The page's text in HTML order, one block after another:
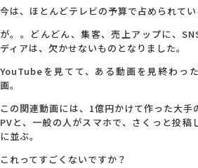
今は、ほとんどテレビの予算で占められてい
が。。どんどん、集客、売上アップに、
ディアは、欠かせないものとなりました。
YouTubeを見てて、ある動画を見終わっ
画。
この関連動画には、 1億円かけて作った大手
PVと、一般の人がスマホで、さくっと投稿
に並ぶ。
これってすごくないですか？